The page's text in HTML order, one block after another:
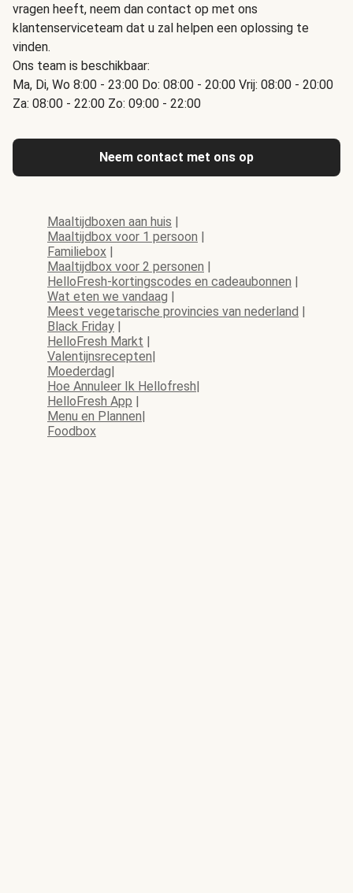
vragen heeft, neem dan contact op met ons
klantenserviceteam dat u zal helpen een oplossing te
vinden.
Ons team is beschikbaar:
Ma, Di, Wo 8:00 - 23:00 Do: 08:00 - 20:00 Vrij: 08:00 - 20:00
Za: 08:00 - 22:00 Zo: 09:00 - 22:00
Neem contact met ons op
Maaltijdboxen aan huis |
Maaltijdbox voor 1 persoon |
Familiebox |
Maaltijdbox voor 2 personen |
HelloFresh-kortingscodes en cadeaubonnen |
Wat eten we vandaag |
Meest vegetarische provincies van nederland |
Black Friday |
HelloFresh Markt |
Valentijnsrecepten|
Moederdag|
Hoe Annuleer Ik Hellofresh|
HelloFresh App |
Menu en Plannen|
Foodbox